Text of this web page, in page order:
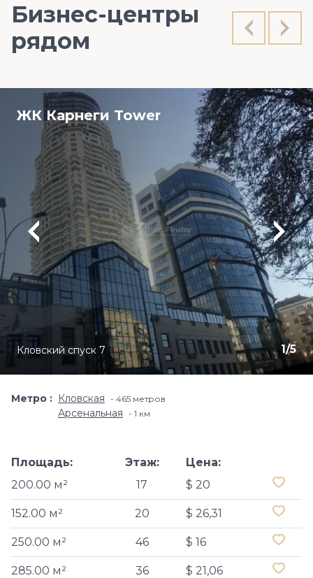
Бизнес-центры
рядом
ЖК Карнеги Tower
1/5
Кловский спуск 7
Метро Кловская 465 метров
Арсенальная 1 км
Площадь:
200.00 м²
Этаж:
17
Цена:
$ 20
152.00 м² 20 $ 26,31
250.00 м² 46 $ 16
285.00 м² 36 $ 21,06